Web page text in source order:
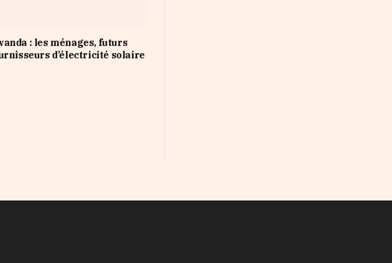
: les ménages, futurs
d’électricité solaire